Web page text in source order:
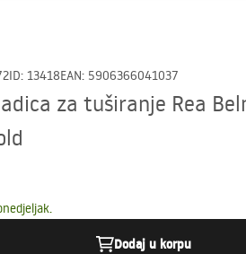
ID: 13418EAN: 5906366041037
za tuširanje Rea
Dodaj u korpu